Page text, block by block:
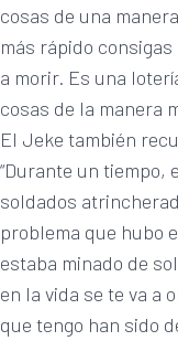
cosas de una
más rápido
a morir. Es una
cosas de la manera
El Jeke también
“Durante un tiempo,
soldados
problema que hubo
estaba minado de
en la vida se te va a
que tengo han sido